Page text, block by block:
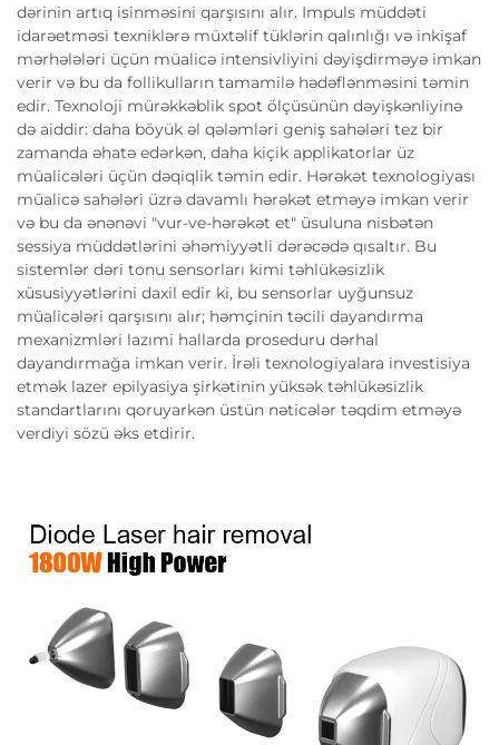
dərinin artıq isinməsini qarşısını alır. Impuls müddəti
idarəetməsi texniklərə müxtəlif tüklərin qalınlığı və inkişaf
mərhələləri üçün müalicə intensivliyini dəyişdirməyə imkan
verir və bu da follikulların tamamilə hədəflənməsini təmin
edir. Texnoloji mürəkkəblik spot ölçüsünün dəyişkənliyinə
də aiddir: daha böyük əl qələmləri geniş sahələri tez bir
zamanda əhatə edərkən, daha kiçik applikatorlar üz
müalicələri üçün dəqiqlik təmin edir. Hərəkət texnologiyası
müalicə sahələri üzrə davamlı hərəkət etməyə imkan verir
və bu da ənənəvi "vur-ve-hərəkət et" üsuluna nisbətən
sessiya müddətlərini əhəmiyyətli dərəcədə qısaltır. Bu
sistemlər dəri tonu sensorları kimi təhlükəsizlik
xüsusiyyətlərini daxil edir ki, bu sensorlar uyğunsuz
müalicələri qarşısını alır; həmçinin təcili dayandırma
mexanizmləri lazımi hallarda proseduru dərhal
dayandırmağa imkan verir. İrəli texnologiyalara investisiya
etmək lazer epilyasiya şirkətinin yüksək təhlükəsizlik
standartlarını qoruyarkən üstün nəticələr təqdim etməyə
verdiyi sözü əks etdirir.